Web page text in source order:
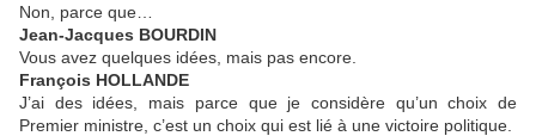
Non, parce que…
Jean-Jacques BOURDIN
Vous avez quelques idées, mais pas encore.
François HOLLANDE
J’ai des idées, mais parce que je considère qu’un choix de
Premier ministre, c’est un choix qui est lié à une victoire politique.